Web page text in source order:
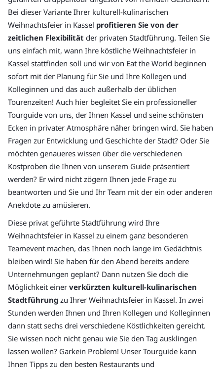
Bei dieser Variante Ihrer kulturell-kulinarischen
Weihnachtsfeier in Kassel profitieren Sie von der
zeitlichen Flexibilität der privaten Stadtführung. Teilen Sie
uns einfach mit, wann Ihre köstliche Weihnachtsfeier in
Kassel stattfinden soll und wir von Eat the World beginnen
sofort mit der Planung für Sie und Ihre Kollegen und
Kolleginnen und das auch außerhalb der üblichen
Tourenzeiten! Auch hier begleitet Sie ein professioneller
Tourguide von uns, der Ihnen Kassel und seine schönsten
Ecken in privater Atmosphäre näher bringen wird. Sie haben
Fragen zur Entwicklung und Geschichte der Stadt? Oder Sie
möchten genaueres wissen über die verschiedenen
Kostproben die Ihnen von unserem Guide präsentiert
werden? Er wird nicht zögern Ihnen jede Frage zu
beantworten und Sie und Ihr Team mit der ein oder anderen
Anekdote zu amüsieren.
Diese privat geführte Stadtführung wird Ihre
Weihnachtsfeier in Kassel zu einem ganz besonderen
Teamevent machen, das Ihnen noch lange im Gedächtnis
bleiben wird! Sie haben für den Abend bereits andere
Unternehmungen geplant? Dann nutzen Sie doch die
Möglichkeit einer verkürzten kulturell-kulinarischen
Stadtführung zu Ihrer Weihnachtsfeier in Kassel. In zwei
Stunden werden Ihnen und Ihren Kollegen und Kolleginnen
dann statt sechs drei verschiedene Köstlichkeiten gereicht.
Sie wissen noch nicht genau wie Sie den Tag ausklingen
lassen wollen? Garkein Problem! Unser Tourguide kann
Ihnen Tipps zu den besten Restaurants und